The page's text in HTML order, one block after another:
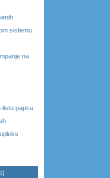
sistemu
na
listu papira